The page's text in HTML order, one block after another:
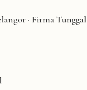
· Firma Tunggal